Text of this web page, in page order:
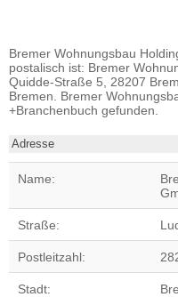
Bremer Wohnungsbau
postalisch ist: Bremer
Quidde-Straße 5, 28207
Bremen. Bremer
+Branchenbuch gefunden.
Adresse
Name:
Straße:
Postleitzahl:
Stadt: